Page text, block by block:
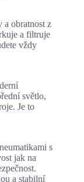
a obratnost z
a filtruje
vždy
světlo,
Je to
s
jak na
a stabilní